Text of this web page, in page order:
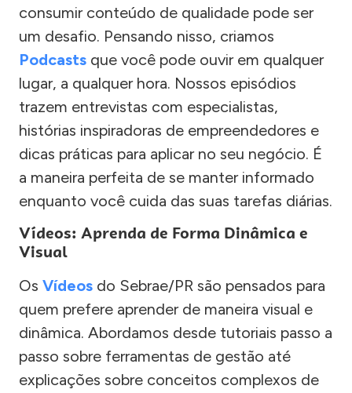
consumir conteúdo de qualidade pode ser
um desafio. Pensando nisso, criamos
Podcasts que você pode ouvir em qualquer
lugar, a qualquer hora. Nossos episódios
trazem entrevistas com especialistas,
histórias inspiradoras de empreendedores e
dicas práticas para aplicar no seu negócio. É
a maneira perfeita de se manter informado
enquanto você cuida das suas tarefas diárias.
Vídeos: Aprenda de Forma Dinâmica e
Visual
Os Vídeos do Sebrae/PR são pensados para
quem prefere aprender de maneira visual e
dinâmica. Abordamos desde tutoriais passo a
passo sobre ferramentas de gestão até
explicações sobre conceitos complexos de